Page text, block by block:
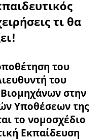
τι θα
του
του
στην
Υποθέσεων της
το νομοσχέδιο
Εκπαίδευση